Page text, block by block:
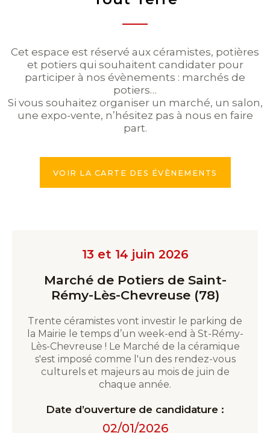
Cet espace est réservé aux céramistes, potières
et potiers qui souhaitent candidater pour
participer à nos évènements : marchés de
potiers…
Si vous souhaitez organiser un marché, un salon,
une expo-vente, n’hésitez pas à nous en faire
part.
VOIR LA CARTE DES ÉVÈNEMENTS
13 et 14 juin 2026
Marché de Potiers de Saint-
Rémy-Lès-Chevreuse (78)
Trente céramistes vont investir le parking de
la Mairie le temps d’un week-end à St-Rémy-
Lès-Chevreuse ! Le Marché de la céramique
s'est imposé comme l'un des rendez-vous
culturels et majeurs au mois de juin de
chaque année.
Date d’ouverture de candidature :
02/01/2026